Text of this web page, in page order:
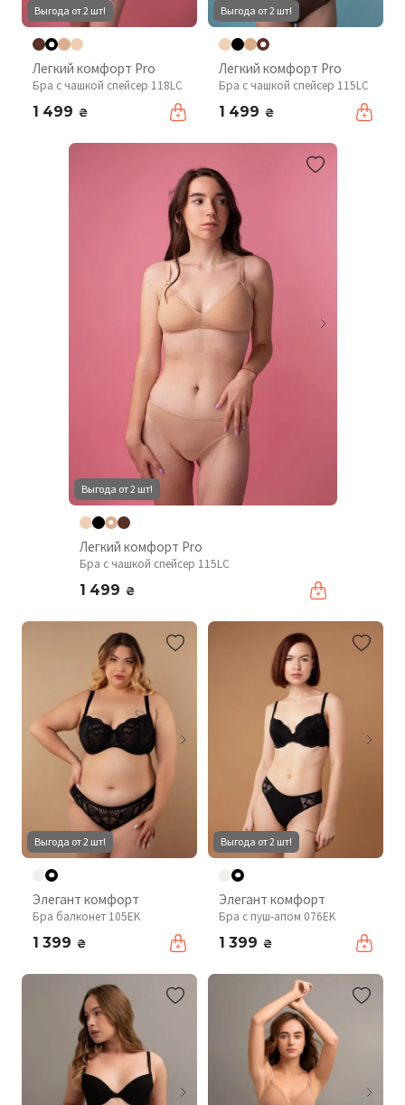
Выгода от 2 шт!
Легкий комфорт Pro
Бра с чашкой спейсер 118LC
1 499 ₴
Выгода от 2 шт!
Легкий комфорт Pro
Бра с чашкой спейсер 115LC
1 499 ₴
Выгода от 2 шт!
Легкий комфорт Pro
Бра с чашкой спейсер 115LC
1 499 ₴
Выгода от 2 шт!
Элегант комфорт
Бра балконет 105EK
1 399 ₴
Выгода от 2 шт!
Элегант комфорт
Бра с пуш-апом 076EK
1 399 ₴